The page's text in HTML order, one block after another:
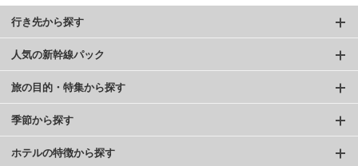
行き先から探す
人気の新幹線パック
旅の目的・特集から探す
季節から探す
ホテルの特徴から探す